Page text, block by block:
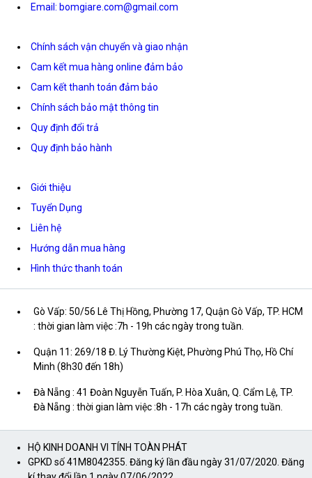
Email: bomgiare.com@gmail.com
Chính sách vận chuyển và giao nhận
Cam kết mua hàng online đảm bảo
Cam kết thanh toán đảm bảo
Chính sách bảo mật thông tin
Quy định đổi trả
Quy định bảo hành
Giới thiệu
Tuyển Dụng
Liên hệ
Hướng dẫn mua hàng
Hình thức thanh toán
Gò Vấp: 50/56 Lê Thị Hồng, Phường 17, Quận Gò Vấp, TP. HCM
: thời gian làm việc :7h - 19h các ngày trong tuần.
Quận 11: 269/18 Đ. Lý Thường Kiệt, Phường Phú Thọ, Hồ Chí
Minh (8h30 đến 18h)
Đà Nẵng : 41 Đoàn Nguyễn Tuấn, P. Hòa Xuân, Q. Cẩm Lệ, TP.
Đà Nẵng : thời gian làm việc :8h - 17h các ngày trong tuần.
HỘ KINH DOANH VI TÍNH TOÀN PHÁT
GPKD số 41M8042355. Đăng ký lần đầu ngày 31/07/2020. Đăng